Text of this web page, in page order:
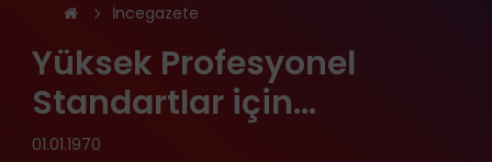
İncegazete
Yüksek Profesyonel
Standartlar için…
01.01.1970